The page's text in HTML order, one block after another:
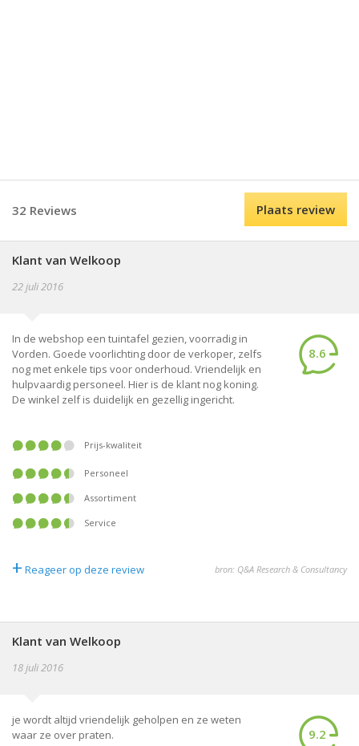
32 Reviews Plaats review
Klant van Welkoop
22 juli 2016
In de webshop een tuintafel gezien, voorradig in
Vorden. Goede voorlichting door de verkoper, zelfs
nog met enkele tips voor onderhoud. Vriendelijk en
hulpvaardig personeel. Hier is de klant nog koning.
De winkel zelf is duidelijk en gezellig ingericht.
8.6
Prijs-kwaliteit
Personeel
Assortiment
Service
+ Reageer op deze review bron: Q&A Research & Consultancy
Klant van Welkoop
18 juli 2016
je wordt altijd vriendelijk geholpen en ze weten
waar ze over praten.
9.2